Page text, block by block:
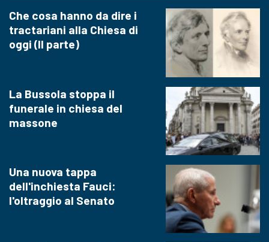
Che cosa hanno da dire i
tractariani alla Chiesa di
oggi (II parte)
La Bussola stoppa il
funerale in chiesa del
massone
Una nuova tappa
dell'inchiesta Fauci:
l'oltraggio al Senato